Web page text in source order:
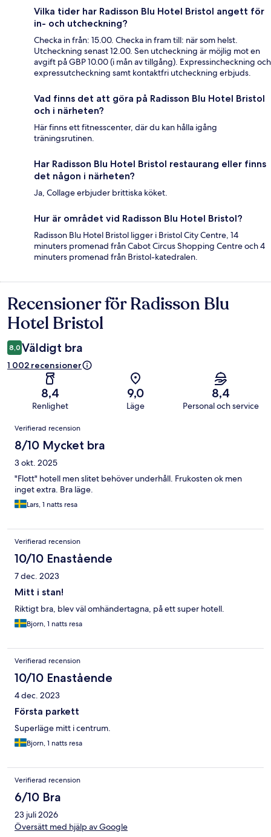
Vilka tider har Radisson Blu Hotel Bristol angett för
in- och utcheckning?
Checka in från: 15.00. Checka in fram till: när som helst.
Utcheckning senast 12.00. Sen utcheckning är möjlig mot en
avgift på GBP 10.00 (i mån av tillgång). Expressincheckning och
expressutcheckning samt kontaktfri utcheckning erbjuds.
Vad finns det att göra på Radisson Blu Hotel Bristol
och i närheten?
Här finns ett fitnesscenter, där du kan hålla igång
träningsrutinen.
Har Radisson Blu Hotel Bristol restaurang eller finns
det någon i närheten?
Ja, Collage erbjuder brittiska köket.
Hur är området vid Radisson Blu Hotel Bristol?
Radisson Blu Hotel Bristol ligger i Bristol City Centre, 14
minuters promenad från Cabot Circus Shopping Centre och 4
minuters promenad från Bristol-katedralen.
Recensioner
Recensioner för Radisson Blu
Hotel Bristol
8,0 Väldigt bra
1 002 recensioner
8,4
Renlighet
9,0
Läge
8,4
Personal och service
Recensioner
Verifierad recension
8/10 Mycket bra
3 okt. 2025
"Flott" hotell men slitet behöver underhåll. Frukosten ok men
inget extra. Bra läge.
Lars, 1 natts resa
Verifierad recension
10/10 Enastående
7 dec. 2023
Mitt i stan!
Riktigt bra, blev väl omhändertagna, på ett super hotell.
Bjorn, 1 natts resa
Verifierad recension
10/10 Enastående
4 dec. 2023
Första parkett
Superläge mitt i centrum.
Bjorn, 1 natts resa
Verifierad recension
6/10 Bra
23 juli 2026
Översätt med hjälp av Google